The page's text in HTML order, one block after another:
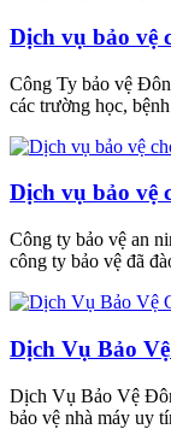
Dịch vụ bảo vệ
Công Ty bảo vệ
các trường học,
Dịch vụ bảo vệ
Công ty bảo vệ an
công ty bảo vệ đã
Dịch Vụ Bảo
Dịch Vụ Bảo Vệ
bảo vệ nhà máy uy